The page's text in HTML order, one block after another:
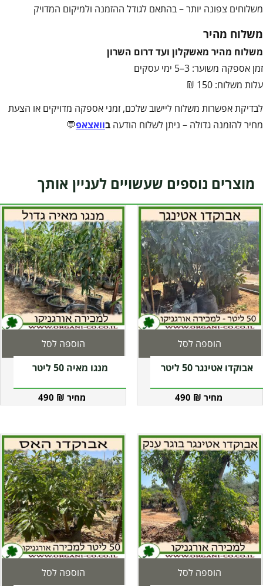
משלוחים צפונה יותר – בהתאם לגודל ההזמנה ולמיקום המדויק
משלוח מהיר
משלוח מהיר מאשקלון ועד דרום השרון
זמן אספקה משוער: 3–5 ימי עסקים
עלות משלוח: 150 ₪
לבדיקת אפשרות משלוח ליישוב שלכם, זמני אספקה מדויקים או הצעת
מחיר להזמנה גדולה – ניתן לשלוח הודעה בוואצאפ💬
מוצרים נוספים שעשויים לעניין אותך
אבוקדו אטינגר 50 ליטר
490 ₪
הוספה לסל
מנגו מאיה 50 ליטר
490 ₪
הוספה לסל
הוספה לסל
הוספה לסל